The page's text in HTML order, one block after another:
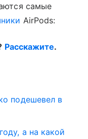
самые
AirPods:
Расскажите.
подешевел в
а на какой